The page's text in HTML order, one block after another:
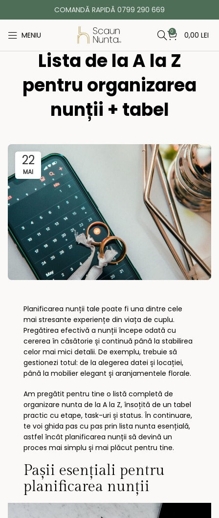
COMANDĂ RAPIDĂ 0799 290 669
MENIU 0 0,00 LEI
Lista de la A la Z
pentru organizarea
nunții + tabel
22
MAI
Planificarea nunții tale poate fi una dintre cele
mai stresante experiențe din viața de cuplu.
Pregătirea efectivă a nunții începe odată cu
cererea în căsătorie și continuă până la stabilirea
celor mai mici detalii. De exemplu, trebuie să
gestionezi totul: de la alegerea datei și locației,
până la mobilier elegant și aranjamentele florale.
Am pregătit pentru tine o listă completă de
organizare nunta de la A la Z, însoțită de un tabel
practic cu etape, task-uri și status. În continuare,
te voi ghida pas cu pas prin lista nunta esențială,
astfel încât planificarea nunții să devină un
proces mai simplu și mai plăcut pentru tine.
Pașii esențiali pentru
planificarea nunții